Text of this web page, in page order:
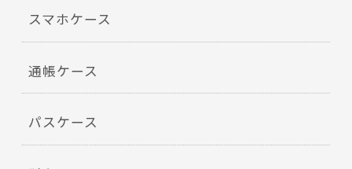
スマホケース
通帳ケース
パスケース